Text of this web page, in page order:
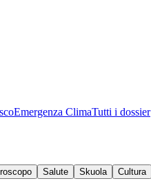
Emergenza ClimaTutti i dossier
Salute Skuola Cultura